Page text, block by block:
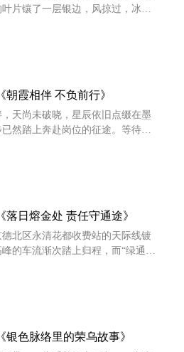
片镶了一层银边，风掠过，冰晶
霞相伴 不负前行》
天尚未破晓，星辰依旧点缀在墨
然踏上奔赴岗位的征途。等待红
日熔金处 责任守通途》
北区永清花都收费站的天际线镀
的车流渐次踏上归程，而“绿通查
色脉络里的荣乌故事》